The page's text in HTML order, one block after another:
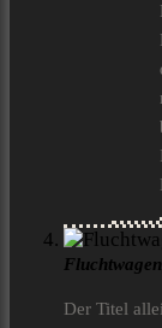
Der Titel